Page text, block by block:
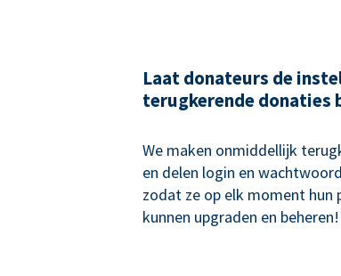
Laat donateurs de
terugkerende donaties
We maken onmiddellijk
en delen login en
zodat ze op elk moment hun
kunnen upgraden en beheren!